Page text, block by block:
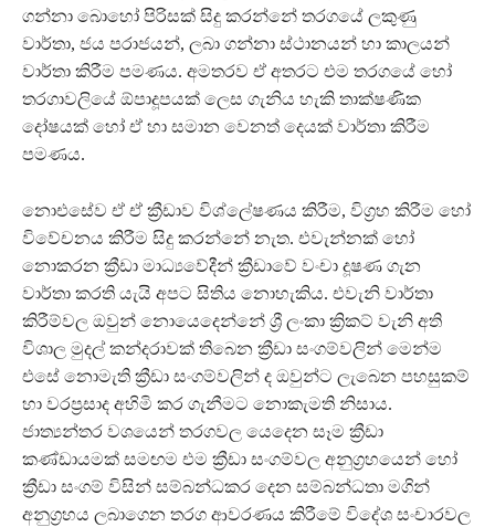
ගන්නා බොහෝ පිරිසක් සිදු කරන්නේ තරගයේ ලකුණු
වාර්තා, ජය පරාජයන්, ලබා ගන්නා ස්ථානයන් හා කාලයන්
වාර්තා කිරීම පමණය. අමතරව ඒ අතරට එම තරගයේ හෝ
තරගාවලියේ ඕපාදූපයක් ලෙස ගැනිය හැකි තාක්ෂණික
දෝෂයක් හෝ ඒ හා සමාන වෙනත් දෙයක් වාර්තා කිරීම
පමණය.
නොඑසේව ඒ ඒ ක්‍රීඩාව විශ්ලේෂණය කිරීම, විග්‍රහ කිරීම හෝ
විවේචනය කිරීම සිදු කරන්නේ නැත. එවැන්නක් හෝ
නොකරන ක්‍රීඩා මාධ්‍යවේදීන් ක්‍රීඩාවේ වංචා දූෂණ ගැන
වාර්තා කරති යැයි අපට සිතිය නොහැකිය. එවැනි වාර්තා
කිරීම්වල ඔවුන් නොයෙදෙන්නේ ශ්‍රී ලංකා ක්‍රිකට් වැනි අති
විශාල මුදල් කන්දරාවක් තිබෙන ක්‍රීඩා සංගම්වලින් මෙන්ම
එසේ නොමැති ක්‍රීඩා සංගම්වලින් ද ඔවුන්ට ලැබෙන පහසුකම්
හා වරප්‍රසාද අහිමි කර ගැනීමට නොකැමති නිසාය.
ජාත්‍යන්තර වශයෙන් තරගවල යෙදෙන සෑම ක්‍රීඩා
කණ්ඩායමක් සමඟම එම ක්‍රීඩා සංගම්වල අනුග්‍රහයෙන් හෝ
ක්‍රීඩා සංගම් විසින් සම්බන්ධකර දෙන සම්බන්ධතා මගින්
අනුග්‍රහය ලබාගෙන තරග ආවරණය කිරීමේ විදේශ සංචාරවල